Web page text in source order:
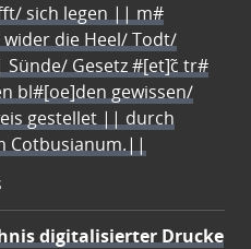
sich legen || m#
die Heel/ Todt/
Gesetz #[et]c̃ tr#
bl#[oe]den gewissen/
gestellet || durch
Cotbusianum.||
digitalisierter Drucke